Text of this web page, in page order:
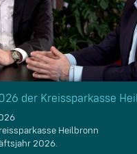
der Kreissparkasse
Heilbronn
2026.